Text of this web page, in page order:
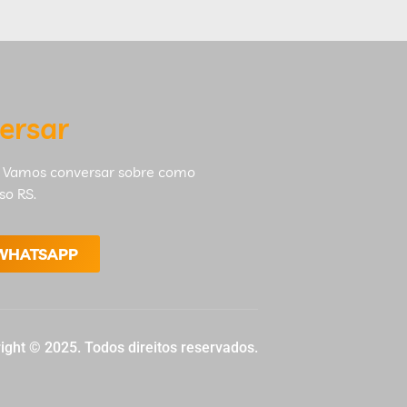
conversar sobre como
RS.
© 2025. Todos direitos reservados.